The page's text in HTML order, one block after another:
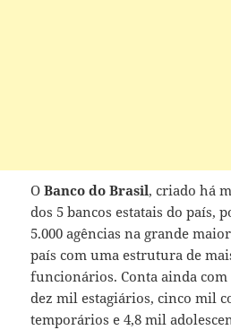
OBanco do Brasil, criado há
dos 5 bancos estatais do país,
5.000 agências na grande
país com uma estrutura de
funcionários. Conta ainda
dez mil estagiários, cinco mil
temporários e 4,8 mil